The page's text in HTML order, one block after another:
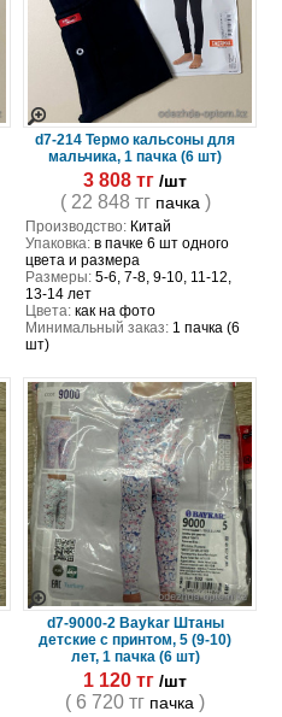
d7-214 Термо кальсоны для
мальчика, 1 пачка (6 шт)
3 808 тг /шт
( 22 848 тг пачка )
Производство:Китай
Упаковка:в пачке 6 шт одного
цвета и размера
Размеры:5-6, 7-8, 9-10, 11-12,
13-14 лет
Цвета:как на фото
Минимальный заказ:1 пачка (6
шт)
d7-9000-2 Baykar Штаны
детские с принтом, 5 (9-10)
лет, 1 пачка (6 шт)
1 120 тг /шт
( 6 720 тг пачка )